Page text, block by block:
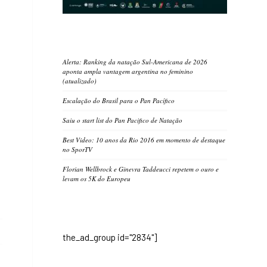
Alerta: Ranking da natação Sul-Americana de 2026
aponta ampla vantagem argentina no feminino
(atualizado)
Escalação do Brasil para o Pan Pacífico
Saiu o start list do Pan Pacifico de Natação
Best Video: 10 anos da Rio 2016 em momento de destaque
no SporTV
Florian Wellbrock e Ginevra Taddeucci repetem o ouro e
levam os 5K do Europeu
the_ad_group id="2834"]